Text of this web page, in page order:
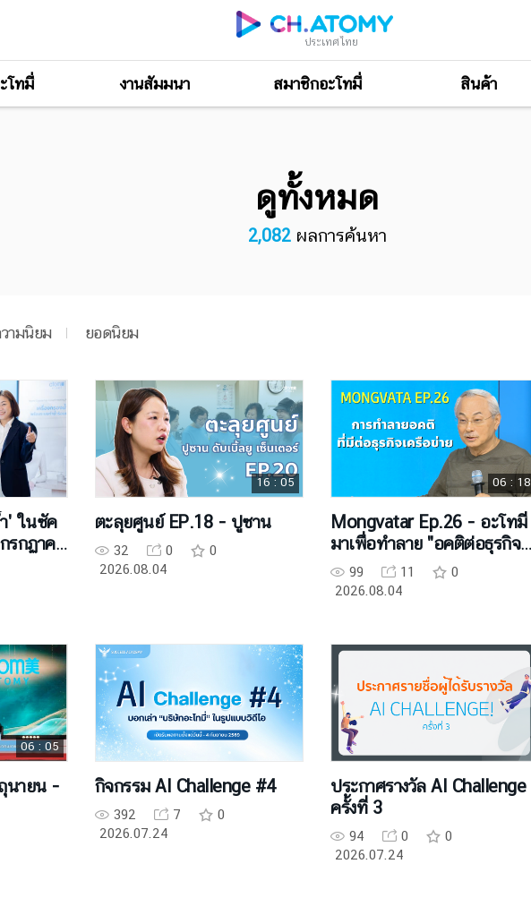
ประเทศไทย
โทมี่ งานสัมมนา สมาชิกอะโทมี่ สินค้า
ดูทั้งหมด
2,082ผลการค้นหา
วามนิยม ยอดนิยม
' ในซัค
รกฏาคม
16 : 05
ตะลุยศูนย์ EP.18 - ปูซาน
32 0
0
2026.08.04
06 : 18
Mongvatar Ep.26 - อะโทมี่
มาเพื่อทำลาย "อคติต่อธุรกิจ
เครือข่าย"
99 11
0
2026.08.04
06 : 05
นายน -
กิจกรรม AI Challenge #4
392 7
0
2026.07.24
ประกาศรางวัล AI Challenge
ครั้งที่ 3
94 0
0
2026.07.24